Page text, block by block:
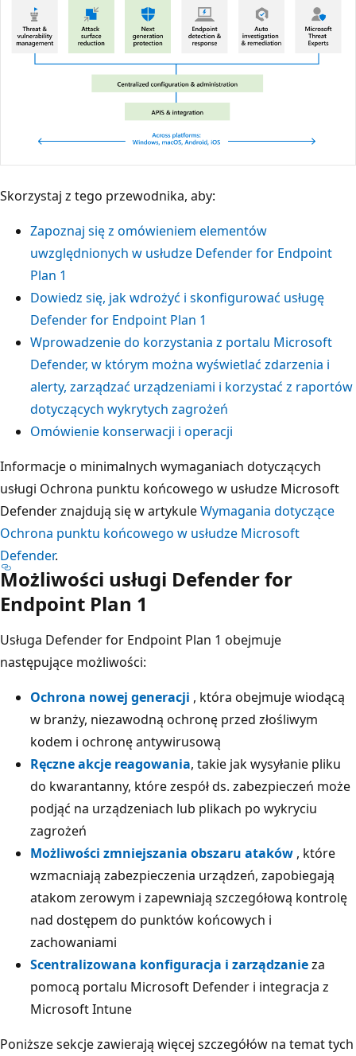
Skorzystaj z tego przewodnika, aby:
Zapoznaj się z omówieniem elementów
uwzględnionych w usłudze Defender for Endpoint
Plan 1
Dowiedz się, jak wdrożyć i skonfigurować usługę
Defender for Endpoint Plan 1
Wprowadzenie do korzystania z portalu Microsoft
Defender, w którym można wyświetlać zdarzenia i
alerty, zarządzać urządzeniami i korzystać z raportów
dotyczących wykrytych zagrożeń
Omówienie konserwacji i operacji
Informacje o minimalnych wymaganiach dotyczących
usługi Ochrona punktu końcowego w usłudze Microsoft
Defender znajdują się w artykuleWymagania dotyczące
Ochrona punktu końcowego w usłudze Microsoft
Defender.
Możliwości usługi Defender for
Endpoint Plan 1
Usługa Defender for Endpoint Plan 1 obejmuje
następujące możliwości:
Ochrona nowej generacji , która obejmuje wiodącą
w branży, niezawodną ochronę przed złośliwym
kodem i ochronę antywirusową
Ręczne akcje reagowania, takie jak wysyłanie pliku
do kwarantanny, które zespół ds. zabezpieczeń może
podjąć na urządzeniach lub plikach po wykryciu
zagrożeń
Możliwości zmniejszania obszaru ataków , które
wzmacniają zabezpieczenia urządzeń, zapobiegają
atakom zerowym i zapewniają szczegółową kontrolę
nad dostępem do punktów końcowych i
zachowaniami
Scentralizowana konfiguracja i zarządzanieza
pomocą portalu Microsoft Defender i integracja z
Microsoft Intune
Poniższe sekcje zawierają więcej szczegółów na temat tych